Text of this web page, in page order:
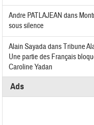
Andre PATLAJEAN dans
sous silence
Alain SayadadansTribune
Une partie des Français
Caroline Yadan
Ads